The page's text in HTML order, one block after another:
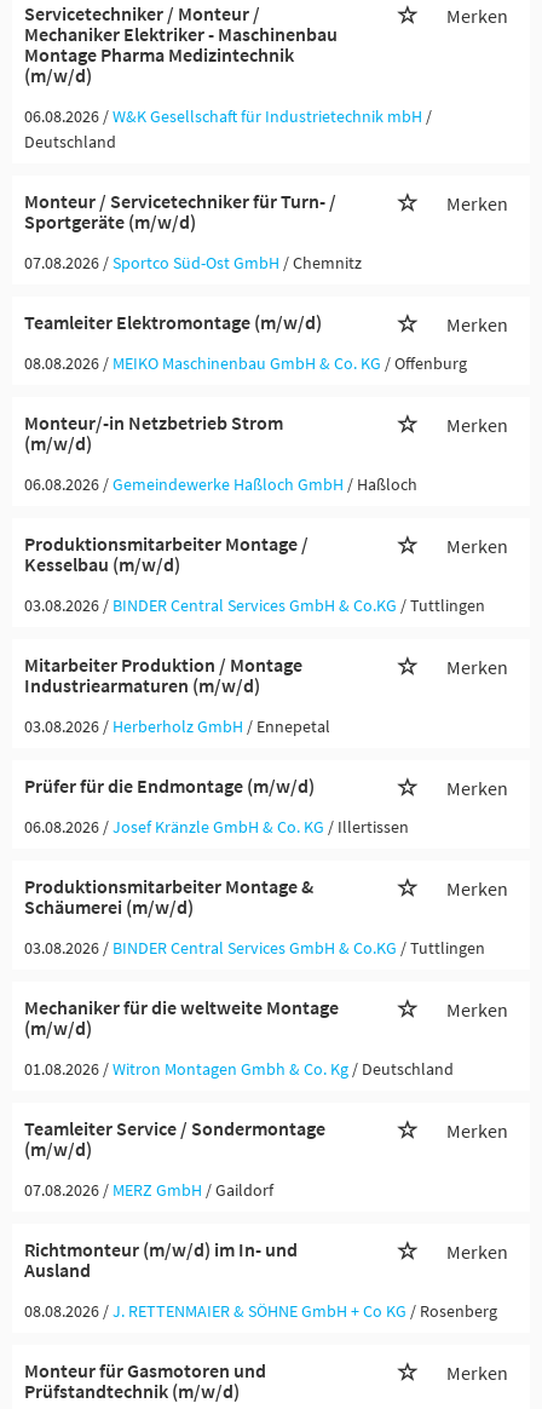
Servicetechniker / Monteur /
Mechaniker Elektriker - Maschinenbau
Montage Pharma Medizintechnik
(m/w/d)
Merken
06.08.2026 /W&K Gesellschaft für Industrietechnik mbH /
Deutschland
Monteur / Servicetechniker für Turn- /
Sportgeräte (m/w/d)
Merken
07.08.2026 /Sportco Süd-Ost GmbH / Chemnitz
Teamleiter Elektromontage (m/w/d) Merken
08.08.2026 / MEIKO Maschinenbau GmbH & Co. KG / Offenburg
Monteur/-in Netzbetrieb Strom
(m/w/d)
Merken
06.08.2026 /Gemeindewerke Haßloch GmbH / Haßloch
Produktionsmitarbeiter Montage /
Kesselbau (m/w/d)
Merken
03.08.2026 / BINDER Central Services GmbH & Co.KG / Tuttlingen
Mitarbeiter Produktion / Montage
Industriearmaturen (m/w/d)
Merken
03.08.2026 / Herberholz GmbH / Ennepetal
Prüfer für die Endmontage (m/w/d) Merken
06.08.2026 /Josef Kränzle GmbH & Co. KG / Illertissen
Produktionsmitarbeiter Montage &
Schäumerei (m/w/d)
Merken
03.08.2026 / BINDER Central Services GmbH & Co.KG / Tuttlingen
Mechaniker für die weltweite Montage
(m/w/d)
Merken
01.08.2026 /Witron Montagen Gmbh & Co. Kg / Deutschland
Teamleiter Service / Sondermontage
(m/w/d)
Merken
07.08.2026 / MERZ GmbH / Gaildorf
Richtmonteur (m/w/d) im In- und
Ausland
Merken
08.08.2026 /J. RETTENMAIER & SÖHNE GmbH + Co KG / Rosenberg
Monteur für Gasmotoren und
Prüfstandtechnik (m/w/d)
Merken